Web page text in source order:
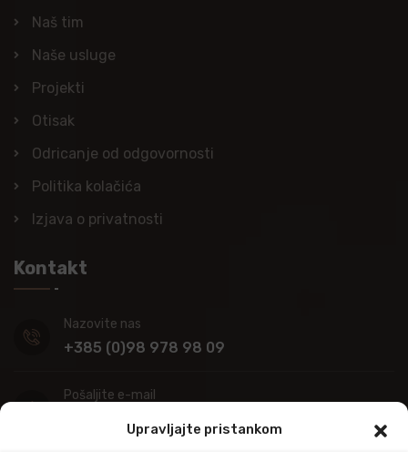
Upravljajte pristankom
Naš tim
Naše usluge
Projekti
Otisak
Odricanje od odgovornosti
Politika kolačića
Izjava o privatnosti
Kontakt
Nazovite nas
+385 (0)98 978 98 09
Pošaljite e-mail